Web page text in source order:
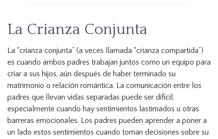
La Crianza Conjunta
La “crianza conjunta” (a veces llamada “crianza compartida”)
es cuando ambos padres trabajan juntos como un equipo para
criar a sus hijos, aún después de haber terminado su
matrimonio o relación romántica. La comunicación entre los
padres que llevan vidas separadas puede ser difícil,
especialmente cuando hay sentimientos lastimados u otras
barreras emocionales. Los padres pueden aprender a poner a
un lado estos sentimientos cuando toman decisiones sobre su